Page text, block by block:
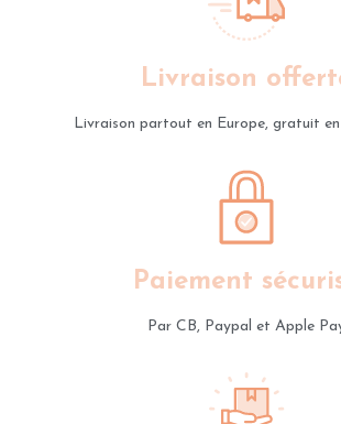
Livraison
Livraison partout en Europe, gratuit
Paiement
Par CB, Paypal et Apple